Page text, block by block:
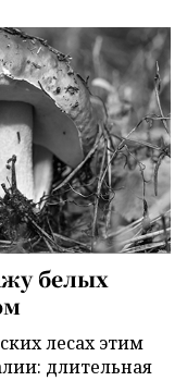
белых
лесах этим
длительная